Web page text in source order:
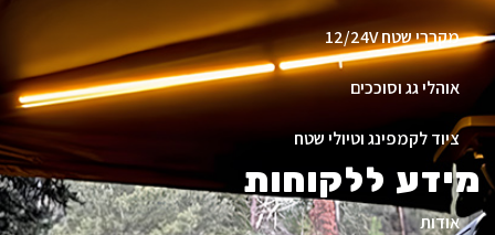
מקררי שטח 12/24V
אוהלי גג וסוככים
ציוד לקמפינג וטיולי שטח
מידע ללקוחות
אודות